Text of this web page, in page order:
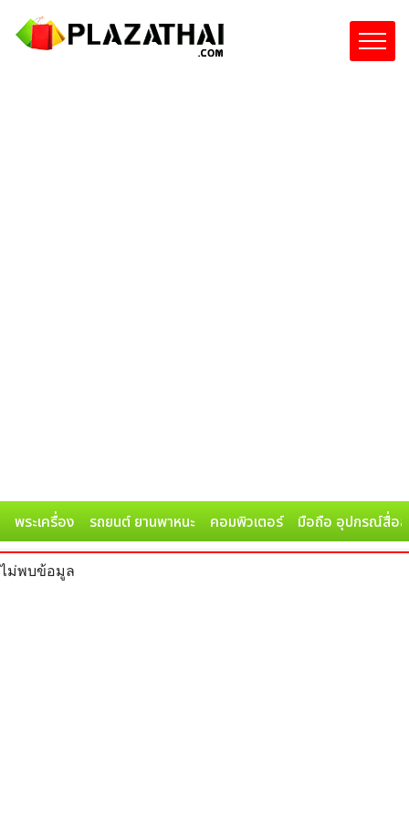
พระเครื่อง รถยนต์ ยานพาหนะ คอมพิวเตอร์ มือถือ อุปกรณ์สื่อส
ไม่พบข้อมูล